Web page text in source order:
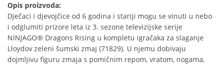
Opis proizvoda:
Dječaci i djevojčice od 6 godina i stariji mogu se vinuti u nebo
i odglumiti prizore leta iz 3. sezone televizijske serije
NINJAGO® Dragons Rising u kompletu igračaka za slaganje
Lloydov zeleni šumski zmaj (71829). U njemu dobivaju
dojmljivu figuru zmaja s pomičnim repom, vratom, nogama,